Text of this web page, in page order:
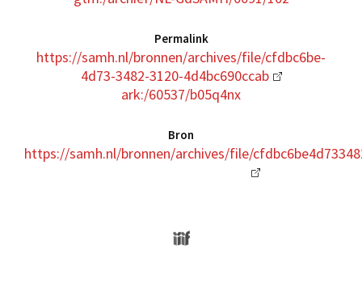
Permalink
https://samh.nl/bronnen/archives/file/cfdbc6be-
4d73-3482-3120-4d4bc690ccab
ark:/60537/b05q4nx
Bron
https://samh.nl/bronnen/archives/file/